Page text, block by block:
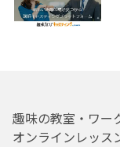
趣味の教室・ワー
オンラインレッス